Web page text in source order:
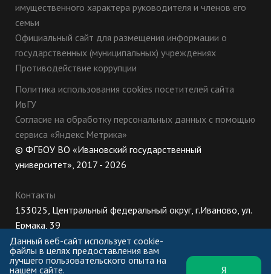
имущественного характера руководителя и членов его
семьи
Официальный сайт для размещения информации о
государственных (муниципальных) учреждениях
Противодействие коррупции
Политика использования cookies посетителей сайта
ИвГУ
Согласие на обработку персональных данных с помощью
сервиса «Яндекс.Метрика»
© ФГБОУ ВО «Ивановский государственный
университет», 2017 - 2026
Контакты
153025, Центральный федеральный округ, г.Иваново, ул.
Ермака, 39
8 (800) 222-56-86 (Приемная комиссия), +7 (4932) 32-62-
10 (Ректорат)
ПН-ЧТ: 8:30-17:00;
Данный веб-сайт использует cookie-
файлы в целях предоставления вам
лучшего пользовательского опыта на
нашем сайте.
Я